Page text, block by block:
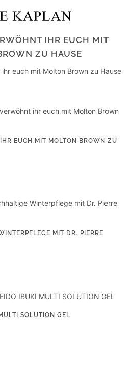
IHR EUCH MIT
ZU HAUSE
EUCH MIT MOLTON BROWN ZU
MIT DR. PIERRE
SOLUTION GEL